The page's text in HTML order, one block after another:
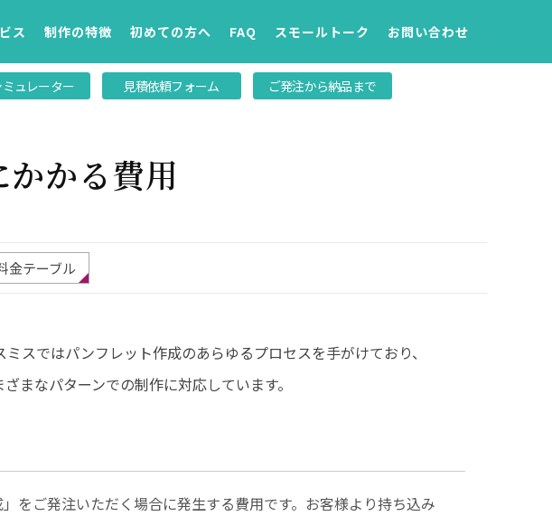
ス 制作の特徴 初めての方へ FAQ スモールトーク お問い合わせ
ミュレーター 見積依頼フォーム ご発注から納品まで
かる費用
金テーブル
スではパンフレット作成のあらゆるプロセスを手がけており、
まなパターンでの制作に対応しています。
をご発注いただく場合に発生する費用です。お客様より持ち込み